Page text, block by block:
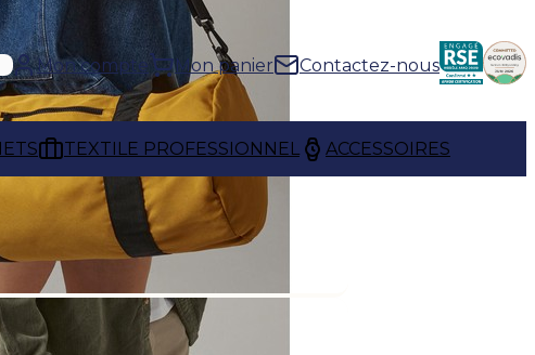
Mon compte Mon panier Contactez-nous
TEXTILE PROFESSIONNEL ACCESSOIRES